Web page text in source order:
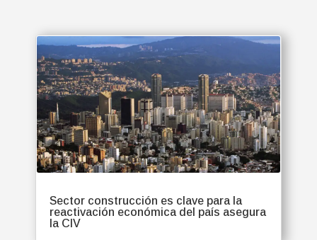
Sector construcción es clave para la
reactivación económica del país asegura
la CIV